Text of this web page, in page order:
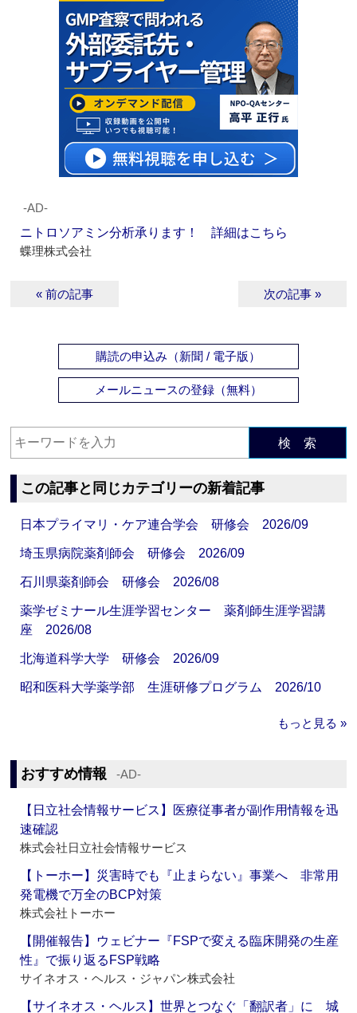
‐AD‐
ニトロソアミン分析承ります！ 詳細はこちら
蝶理株式会社
« 前の記事 次の記事 »
購読の申込み（新聞 / 電子版）
メールニュースの登録（無料）
検 索
この記事と同じカテゴリーの新着記事
日本プライマリ・ケア連合学会 研修会 2026/09
埼玉県病院薬剤師会 研修会 2026/09
石川県薬剤師会 研修会 2026/08
薬学ゼミナール生涯学習センター 薬剤師生涯学習講
座 2026/08
北海道科学大学 研修会 2026/09
昭和医科大学薬学部 生涯研修プログラム 2026/10
もっと見る »
おすすめ情報 ‐AD‐
【日立社会情報サービス】医療従事者が副作用情報を迅
速確認
株式会社日立社会情報サービス
【トーホー】災害時でも『止まらない』事業へ 非常用
発電機で万全のBCP対策
株式会社トーホー
【開催報告】ウェビナー『FSPで変える臨床開発の生産
性』で振り返るFSP戦略
サイネオス・ヘルス・ジャパン株式会社
【サイネオス・ヘルス】世界とつなぐ「翻訳者」に 城